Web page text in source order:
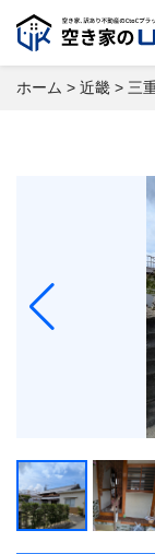
ホーム > 近畿 > 三